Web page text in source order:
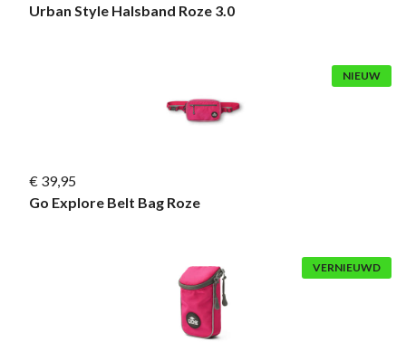
Urban Style Halsband Roze 3.0
NIEUW
€ 39,95
Go Explore Belt Bag Roze
VERNIEUWD